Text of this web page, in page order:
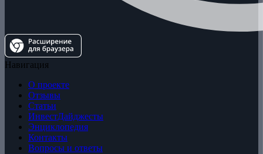
Навигация
О проекте
Отзывы
Статьи
ИнвестДайджесты
Энциклопедия
Контакты
Вопросы и ответы